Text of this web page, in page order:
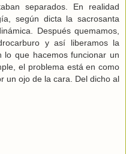
separados. En realidad
según dicta la sacrosanta
Después quemamos,
y así liberamos la
que hacemos funcionar un
el problema está en como
un ojo de la cara. Del dicho al